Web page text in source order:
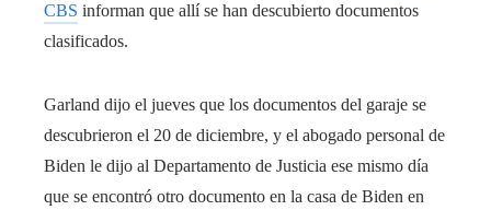
CBS informan que allí se han descubierto documentos
clasificados.
Garland dijo el jueves que los documentos del garaje se
descubrieron el 20 de diciembre, y el abogado personal de
Biden le dijo al Departamento de Justicia ese mismo día
que se encontró otro documento en la casa de Biden en